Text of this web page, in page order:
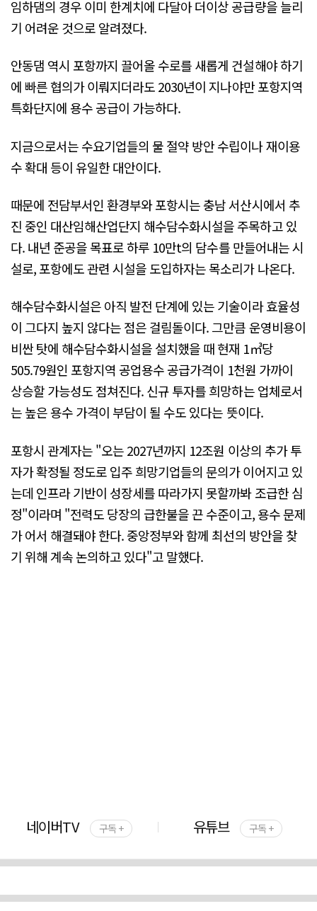
임하댐의 경우 이미 한계치에 다달아 더이상 공급량을 늘리
기 어려운 것으로 알려졌다.
안동댐 역시 포항까지 끌어올 수로를 새롭게 건설해야 하기
에 빠른 협의가 이뤄지더라도 2030년이 지나야만 포항지역
특화단지에 용수 공급이 가능하다.
지금으로서는 수요기업들의 물 절약 방안 수립이나 재이용
수 확대 등이 유일한 대안이다.
때문에 전담부서인 환경부와 포항시는 충남 서산시에서 추
진 중인 대산임해산업단지 해수담수화시설을 주목하고 있
다. 내년 준공을 목표로 하루 10만t의 담수를 만들어내는 시
설로, 포항에도 관련 시설을 도입하자는 목소리가 나온다.
해수담수화시설은 아직 발전 단계에 있는 기술이라 효율성
이 그다지 높지 않다는 점은 걸림돌이다. 그만큼 운영비용이
비싼 탓에 해수담수화시설을 설치했을 때 현재 1㎥당
505.79원인 포항지역 공업용수 공급가격이 1천원 가까이
상승할 가능성도 점쳐진다. 신규 투자를 희망하는 업체로서
는 높은 용수 가격이 부담이 될 수도 있다는 뜻이다.
포항시 관계자는 "오는 2027년까지 12조원 이상의 추가 투
자가 확정될 정도로 입주 희망기업들의 문의가 이어지고 있
는데 인프라 기반이 성장세를 따라가지 못할까봐 조급한 심
정"이라며 "전력도 당장의 급한불을 끈 수준이고, 용수 문제
가 어서 해결돼야 한다. 중앙정부와 함께 최선의 방안을 찾
기 위해 계속 논의하고 있다"고 말했다.
네이버TV 구독 + 유튜브 구독 +